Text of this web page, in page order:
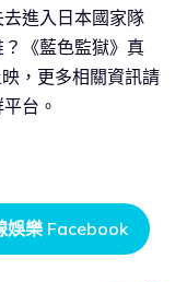
進入日本國家隊
《藍色監獄》真
，更多相關資訊請
台。
娛樂 Facebook